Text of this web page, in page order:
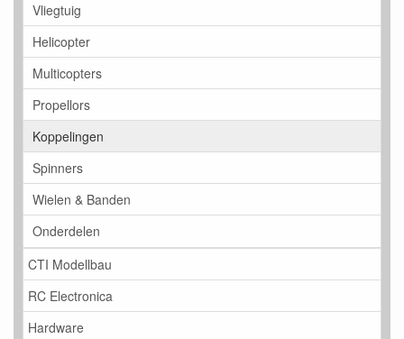
Vliegtuig
Helicopter
Multicopters
Propellors
Koppelingen
Spinners
Wielen & Banden
Onderdelen
CTI Modellbau
RC Electronica
Hardware